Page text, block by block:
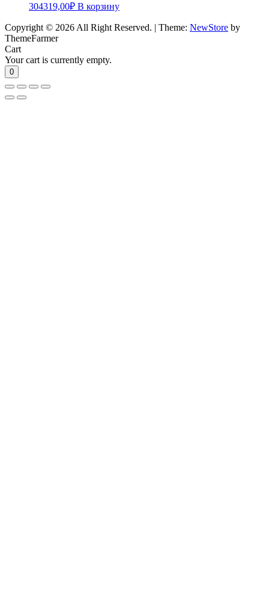
304319,00₽ В корзину
Copyright © 2026 All Right Reserved. | Theme: NewStore by
ThemeFarmer
Cart
Your cart is currently empty.
0